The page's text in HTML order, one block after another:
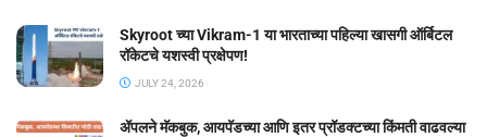
Skyroot च्या Vikram-1 या भारताच्या पहिल्या खासगी ऑर्बिटल
रॉकेटचे यशस्वी प्रक्षेपण!
JULY 24, 2026
ॲपलने मॅकबुक, आयपॅडच्या आणि इतर प्रॉडक्टच्या किंमती वाढवल्या